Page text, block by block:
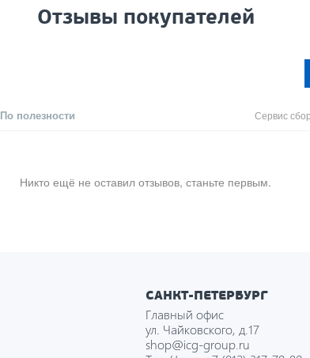
Отзывы покупателей
По полезности Сервис
Никто ещё не оставил отзывов, станьте первым.
САНКТ-ПЕТЕРБУРГ
Главный офис
ул. Чайковского, д.17
shop@icg-group.ru